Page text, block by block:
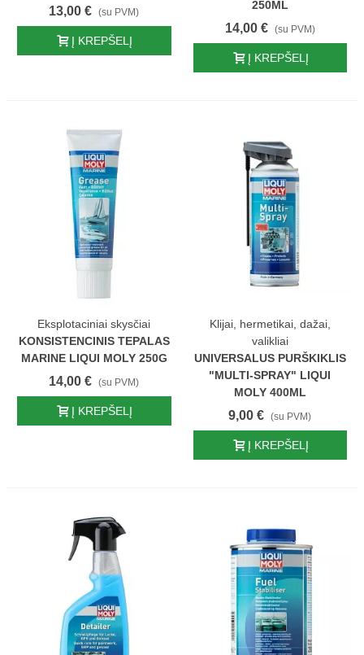
13,00 € (su PVM)
Į KREPŠELĮ
250ML
14,00 € (su PVM)
Į KREPŠELĮ
Eksplotaciniai skysčiai
KONSISTENCINIS TEPALAS
MARINE LIQUI MOLY 250G
14,00 € (su PVM)
Į KREPŠELĮ
Klijai, hermetikai, dažai,
valikliai
UNIVERSALUS PURŠKIKLIS
"MULTI-SPRAY" LIQUI
MOLY 400ML
9,00 € (su PVM)
Į KREPŠELĮ